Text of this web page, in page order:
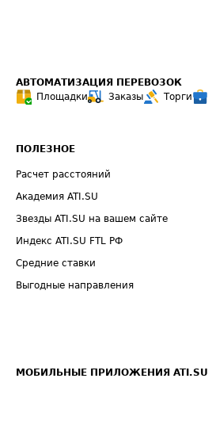
АВТОМАТИЗАЦИЯ ПЕРЕВОЗОК
Площадки
Заказы Торги
ПОЛЕЗНОЕ
Расчет расстояний
Академия ATI.SU
Звезды ATI.SU на вашем сайте
Индекс ATI.SU FTL РФ
Средние ставки
Выгодные направления
МОБИЛЬНЫЕ ПРИЛОЖЕНИЯ ATI.SU